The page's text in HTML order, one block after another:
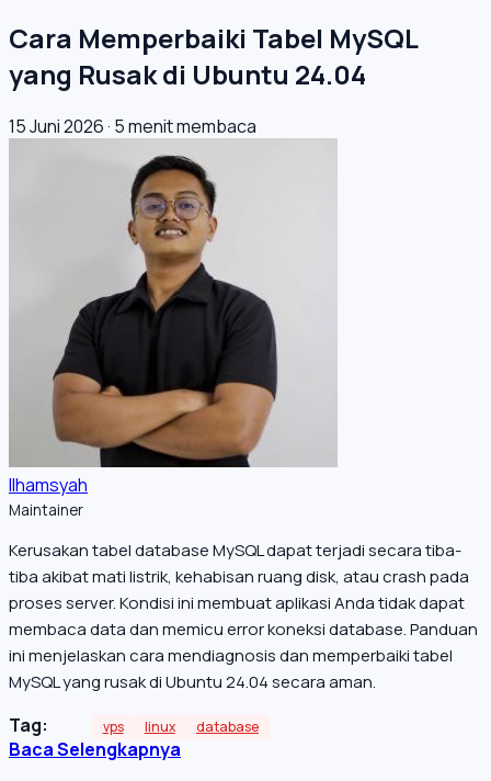
Cara Memperbaiki Tabel MySQL
yang Rusak di Ubuntu 24.04
15 Juni 2026· 5 menit membaca
Ilhamsyah
Maintainer
Kerusakan tabel database MySQL dapat terjadi secara tiba-
tiba akibat mati listrik, kehabisan ruang disk, atau crash pada
proses server. Kondisi ini membuat aplikasi Anda tidak dapat
membaca data dan memicu error koneksi database. Panduan
ini menjelaskan cara mendiagnosis dan memperbaiki tabel
MySQL yang rusak di Ubuntu 24.04 secara aman.
Tag: vps linux database
Baca Selengkapnya